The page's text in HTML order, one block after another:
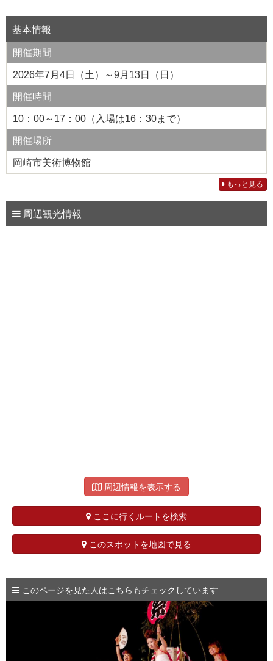
基本情報
開催期間
2026年7月4日（土）～9月13日（日）
開催時間
10：00～17：00（入場は16：30まで）
開催場所
岡崎市美術博物館
もっと見る
周辺観光情報
周辺情報を表示する
ここに行くルートを検索
このスポットを地図で見る
このページを見た人はこちらもチェックしています